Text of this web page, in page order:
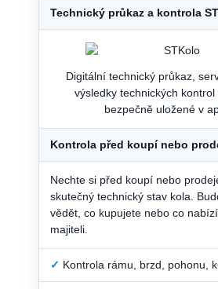
Technický průkaz a kontrola
Digitální technický průkaz,
výsledky technických kontrol
bezpečně uložené v
Kontrola před koupí nebo
Nechte si před koupí nebo
skutečný technický stav kola.
vědět, co kupujete nebo co
majiteli.
✓ Kontrola rámu, brzd, pohonu,